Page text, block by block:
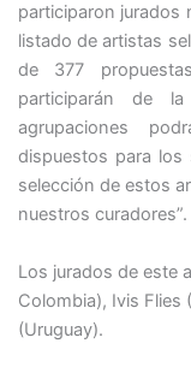
participaron jurados
listado de artistas
de 377
participarán de
agrupaciones
dispuestos para los
selección de estos
nuestros curadores”.
Los jurados de este
Colombia), Ivis Flies
(Uruguay).